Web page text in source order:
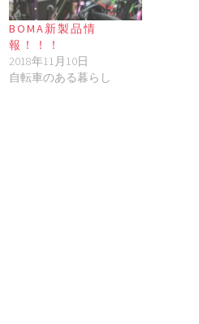
BOMA新製品情
報！！！
2018年11月10日
自転車のある暮らし